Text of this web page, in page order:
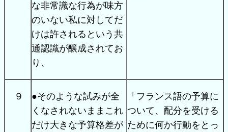
な非常識な行為が味方
のいない私に対してだ
けは許されるという共
通認識が醸成されてお
り、
９
●そのような試みが全
くなされないままこれ
だけ大きな予算格差が
「フランス語の予算に
ついて、配分を受ける
ために何か行動をとっ